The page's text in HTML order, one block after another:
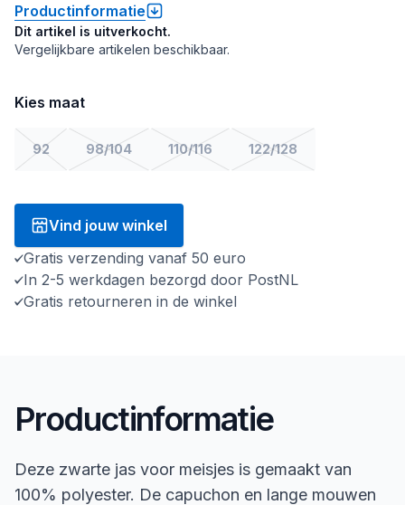
Productinformatie
Dit artikel is uitverkocht.
Vergelijkbare artikelen beschikbaar.
Kies maat
92 98/104 110/116 122/128
Vind jouw winkel
Gratis verzending vanaf 50 euro
In 2-5 werkdagen bezorgd door PostNL
Gratis retourneren in de winkel
Productinformatie
Deze zwarte jas voor meisjes is gemaakt van
100% polyester. De capuchon en lange mouwen